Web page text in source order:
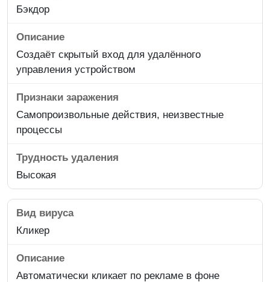
Бэкдор
Создаёт скрытый вход для удалённого
управления устройством
Самопроизвольные действия, неизвестные
процессы
Высокая
Кликер
Автоматически кликает по рекламе в фоне